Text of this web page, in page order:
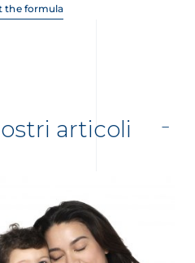
the formula
articoli